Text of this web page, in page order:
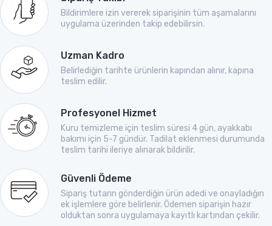
Bildirimlere izin vererek siparişinin tüm aşamalarını
uygulama üzerinden takip edebilirsin.
Uzman Kadro
Belirlediğin tarihte ürünlerin kapından alınır, kapına
teslim edilir.
Profesyonel Hizmet
Kuru temizleme için teslim süresi 4 gün, ayakkabı
bakımı için 5-7 gündür. Tadilat eklenmesi durumunda
teslim tarihi ileriye alınarak bildirilir.
Güvenli Ödeme
Sipariş tutarın gönderdiğin ürün adedi ve onayladığın
ek işlemlere göre belirlenir. Ödemen siparişin hazır
olduktan sonra uygulamaya kayıtlı kartından çekilir.